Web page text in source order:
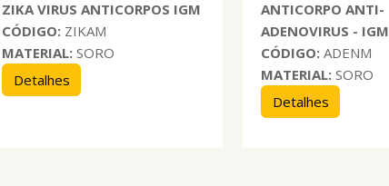
ZIKA VIRUS ANTICORPOS IGM
CÓDIGO: ZIKAM
MATERIAL: SORO
Detalhes
ANTICORPO ANTI-
ADENOVIRUS - IGM
CÓDIGO:ADENM
MATERIAL: SORO
Detalhes